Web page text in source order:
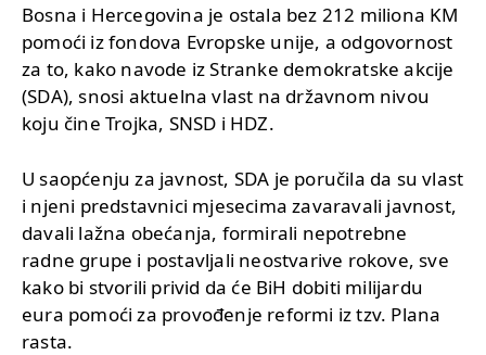
Bosna i Hercegovina je ostala bez 212 miliona KM
pomoći iz fondova Evropske unije, a odgovornost
za to, kako navode iz Stranke demokratske akcije
(SDA), snosi aktuelna vlast na državnom nivou
koju čine Trojka, SNSD i HDZ.
U saopćenju za javnost, SDA je poručila da su vlast
i njeni predstavnici mjesecima zavaravali javnost,
davali lažna obećanja, formirali nepotrebne
radne grupe i postavljali neostvarive rokove, sve
kako bi stvorili privid da će BiH dobiti milijardu
eura pomoći za provođenje reformi iz tzv. Plana
rasta.